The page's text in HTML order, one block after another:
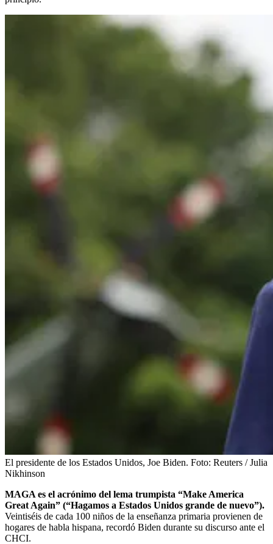
El presidente de los Estados Unidos, Joe Biden. Foto: Reuters / Julia
Nikhinson
MAGA es el acrónimo del lema trumpista “Make America
Great Again” (“Hagamos a Estados Unidos grande de nuevo”).
Veintiséis de cada 100 niños de la enseñanza primaria provienen de
hogares de habla hispana, recordó Biden durante su discurso ante el
CHCI.